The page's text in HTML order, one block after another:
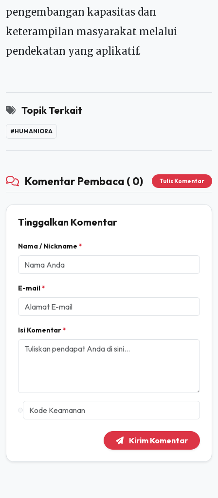
pengembangan kapasitas dan
keterampilan masyarakat melalui
pendekatan yang aplikatif.
Topik Terkait
#HUMANIORA
Komentar Pembaca ( 0) Tulis Komentar
Tinggalkan Komentar
Nama / Nickname *
E-mail*
Isi Komentar*
Kirim Komentar